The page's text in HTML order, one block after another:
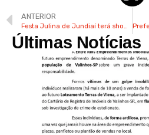
ANTERIOR
Festa Julina de Jundiaí terá show de Henrique & Juliano e outros 8 artistas
Últimas Notícias